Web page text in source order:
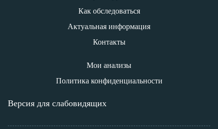
Как обследоваться
Актуальная информация
Контакты
Мои анализы
Политика конфиденциальности
Версия для слабовидящих